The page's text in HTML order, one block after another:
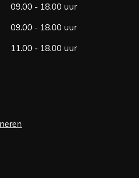
09.00 - 18.00 uur
09.00 - 18.00 uur
11.00 - 18.00 uur